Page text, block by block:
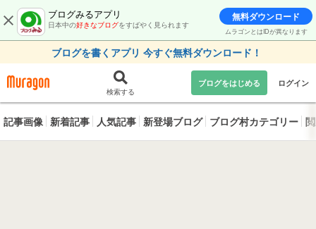
ブログみるアプリ
日本中の好きなブログをすばやく見られます
無料ダウンロード
ムラゴンとはIDが異なります
ブログを書くアプリ 今すぐ無料ダウンロード！
検索する
ブログをはじめる ログイン
記事画像 新着記事 人気記事 新登場ブログ ブログ村カテゴリー